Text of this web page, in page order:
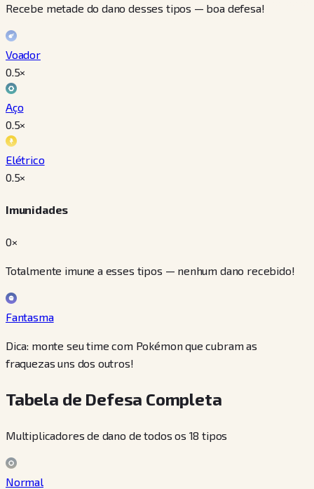
Recebe metade do dano desses tipos — boa defesa!
Voador
0.5×
Aço
0.5×
Elétrico
0.5×
Imunidades
0×
Totalmente imune a esses tipos — nenhum dano recebido!
Fantasma
Dica: monte seu time com Pokémon que cubram as
fraquezas uns dos outros!
Tabela de Defesa Completa
Multiplicadores de dano de todos os 18 tipos
Normal